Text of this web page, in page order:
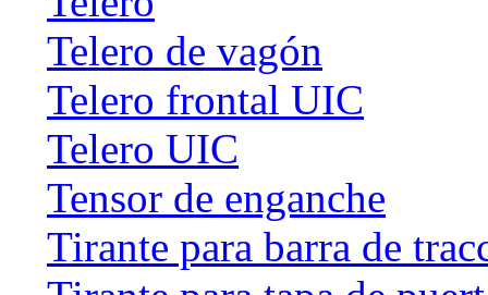
Telero de vagón
Telero frontal UIC
Telero UIC
Tensor de enganche
Tirante para barra de